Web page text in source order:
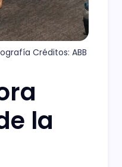
Créditos: ABB
la